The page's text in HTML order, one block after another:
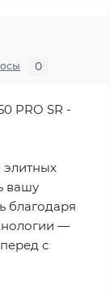
0
PRO SR -
элитных
вашу
благодаря
—
с